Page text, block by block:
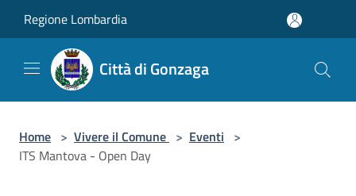
Regione Lombardia
Città di Gonzaga
Home > Vivere il Comune > Eventi >
ITS Mantova - Open Day